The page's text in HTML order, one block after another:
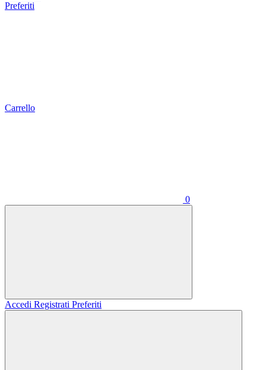
Preferiti
Carrello
0
Accedi Registrati Preferiti